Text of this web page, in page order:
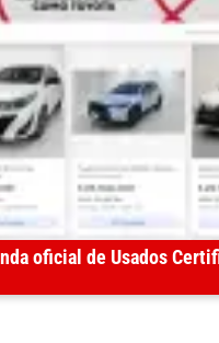
oficial de Usados